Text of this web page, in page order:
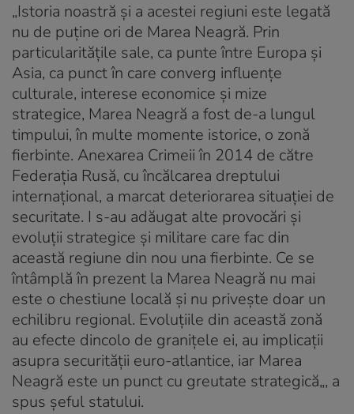
„Istoria noastră și a acestei regiuni este legată
nu de puține ori de Marea Neagră. Prin
particularitățile sale, ca punte între Europa și
Asia, ca punct în care converg influențe
culturale, interese economice și mize
strategice, Marea Neagră a fost de-a lungul
timpului, în multe momente istorice, o zonă
fierbinte. Anexarea Crimeii în 2014 de către
Federația Rusă, cu încălcarea dreptului
internațional, a marcat deteriorarea situației de
securitate. I s-au adăugat alte provocări și
evoluții strategice și militare care fac din
această regiune din nou una fierbinte. Ce se
întâmplă în prezent la Marea Neagră nu mai
este o chestiune locală și nu privește doar un
echilibru regional. Evoluțiile din această zonă
au efecte dincolo de granițele ei, au implicații
asupra securității euro-atlantice, iar Marea
Neagră este un punct cu greutate strategică„, a
spus șeful statului.